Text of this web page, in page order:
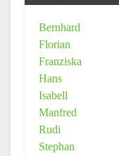
Bernhard
Florian
Franziska
Hans
Isabell
Manfred
Rudi
Stephan